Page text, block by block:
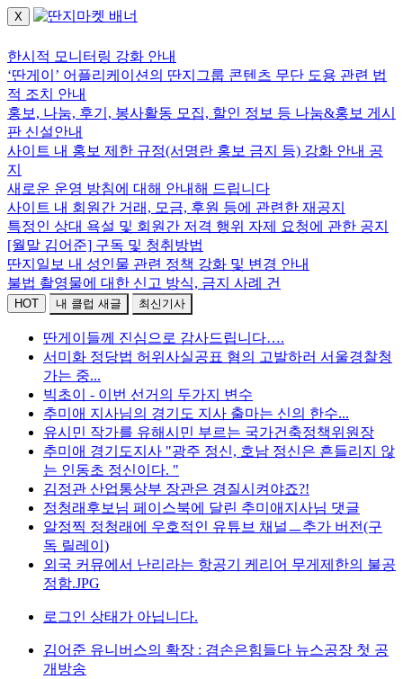
X
한시적 모니터링 강화 안내
‘딴게이’ 어플리케이션의 딴지그룹 콘텐츠 무단 도용 관련 법
적 조치 안내
홍보, 나눔, 후기, 봉사활동 모집, 할인 정보 등 나눔&홍보 게시
판 신설안내
사이트 내 홍보 제한 규정(서명란 홍보 금지 등) 강화 안내 공
지
새로운 운영 방침에 대해 안내해 드립니다
사이트 내 회원간 거래, 모금, 후원 등에 관련한 재공지
특정인 상대 욕설 및 회원간 저격 행위 자제 요청에 관한 공지
[월말 김어준] 구독 및 청취방법
딴지일보 내 성인물 관련 정책 강화 및 변경 안내
불법 촬영물에 대한 신고 방식, 금지 사례 건
HOT 내 클럽 새글 최신기사
딴게이들께 진심으로 감사드립니다….
서미화 정당법 허위사실공표 혐의 고발하러 서울경찰청
가는 중...
빅초이 - 이번 선거의 두가지 변수
추미애 지사님의 경기도 지사 출마는 신의 한수...
유시민 작가를 유해시민 부르는 국가건축정책위원장
추미애 경기도지사 "광주 정신, 호남 정신은 흔들리지 않
는 인동초 정신이다. "
김정관 산업통상부 장관은 경질시켜야죠?!
정청래후보님 페이스북에 달린 추미애지사님 댓글
알정찍 정청래에 우호적인 유튜브 채널ㅡ추가 버전(구
독 릴레이)
외국 커뮤에서 난리라는 항공기 케리어 무게제한의 불공
정함.JPG
로그인 상태가 아닙니다.
김어준 유니버스의 확장 : 겸손은힘들다 뉴스공장 첫 공
개방송